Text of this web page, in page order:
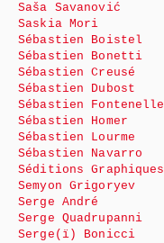
Saša Savanović
Saskia Mori
Sébastien Boistel
Sébastien Bonetti
Sébastien Creusé
Sébastien Dubost
Sébastien Fontenelle
Sébastien Homer
Sébastien Lourme
Sébastien Navarro
Séditions Graphiques
Semyon Grigoryev
Serge André
Serge Quadrupanni
Serge(ï) Bonicci